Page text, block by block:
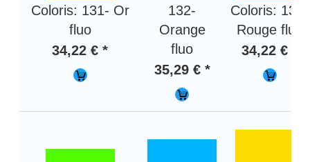
Coloris: 131- Or
fluo
34,22 € *
132-
Orange
fluo
35,29 € *
Coloris: 133-
Rouge fluo
34,22 € *